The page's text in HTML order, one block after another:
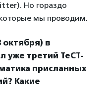
Но гораздо
мы проводим.
октября) в
уже третий ТеСТ-
присланных
Какие